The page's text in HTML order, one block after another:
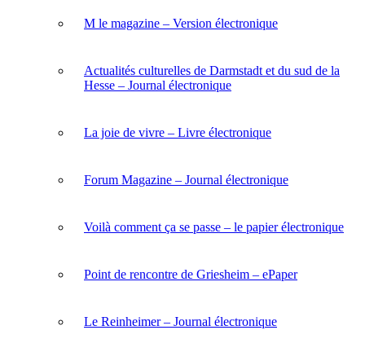
M le magazine – Version électronique
Actualités culturelles de Darmstadt et du sud de la
Hesse – Journal électronique
La joie de vivre – Livre électronique
Forum Magazine – Journal électronique
Voilà comment ça se passe – le papier électronique
Point de rencontre de Griesheim – ePaper
Le Reinheimer – Journal électronique